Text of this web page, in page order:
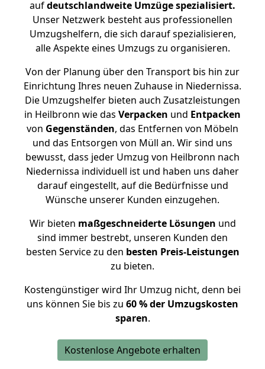
aufdeutschlandweite Umzüge spezialisiert.
Unser Netzwerk besteht aus professionellen
Umzugshelfern, die sich darauf spezialisieren,
alle Aspekte eines Umzugs zu organisieren.
Von der Planung über den Transport bis hin zur
Einrichtung Ihres neuen Zuhause in Niedernissa.
Die Umzugshelfer bieten auch Zusatzleistungen
in Heilbronn wie das Verpacken und Entpacken
von Gegenständen, das Entfernen von Möbeln
und das Entsorgen von Müll an. Wir sind uns
bewusst, dass jeder Umzug von Heilbronn nach
Niedernissa individuell ist und haben uns daher
darauf eingestellt, auf die Bedürfnisse und
Wünsche unserer Kunden einzugehen.
Wir bieten maßgeschneiderte Lösungen und
sind immer bestrebt, unseren Kunden den
besten Service zu den besten Preis-Leistungen
zu bieten.
Kostengünstiger wird Ihr Umzug nicht, denn bei
uns können Sie bis zu 60 % der Umzugskosten
sparen.
Kostenlose Angebote erhalten